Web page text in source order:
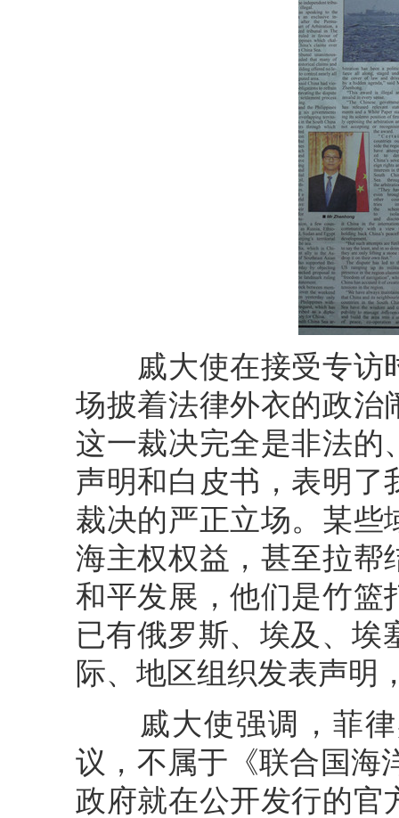
戚大使在接受专访
场披着法律外衣的政治
这一裁决完全是非法的
声明和白皮书，表明了
裁决的严正立场。某些
海主权权益，甚至拉帮
和平发展，他们是竹篮
已有俄罗斯、埃及、埃
际、地区组织发表声明
戚大使强调，菲律
议，不属于《联合国海
政府就在公开发行的官